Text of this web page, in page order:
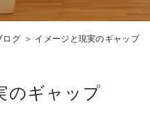
ログ イメージと現実のギャップ
のギャップ